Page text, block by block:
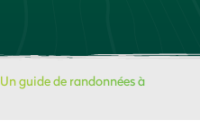
Un guide de randonnées à